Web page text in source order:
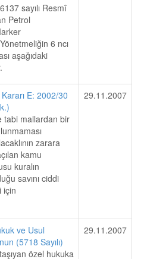
sayılı Resmî
Petrol
6 ncı
aşağıdaki
E: 2002/30
tabi mallardan bir
zarara
kamu
kuralın
savını ciddi
için
29.11.2007
ve Usul
(5718 Sayılı)
özel hukuka
29.11.2007